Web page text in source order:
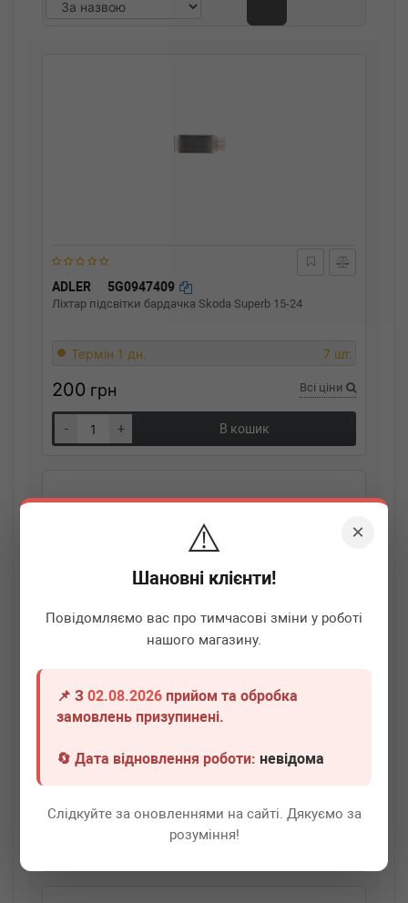
×
⚠️
Шановні клієнти!
Повідомляємо вас про тимчасові зміни у роботі
нашого магазину.
📌 З02.08.2026 прийом та обробка
замовлень призупинені.
🔄 Дата відновлення роботи:невідома
Слідкуйте за оновленнями на сайті. Дякуємо за
розуміння!
ADLER 5G0947409
Ліхтар підсвітки бардачка Skoda Superb 15-24
Термін 1 дн. 7 шт.
200 грн Всі ціни
- + В кошик
ADLER 1K0947411A
Ліхтар підсвітки салону VW Passat 05-
Термін 1 дн.
390 грн